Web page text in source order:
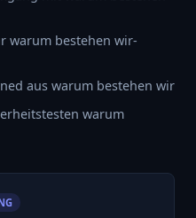
warum bestehen wir-
aus warum bestehen wir
warum